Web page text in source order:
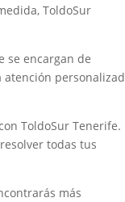
ToldoSur
se encargan de
atención
ToldoSur Tenerife.
todas tus
más